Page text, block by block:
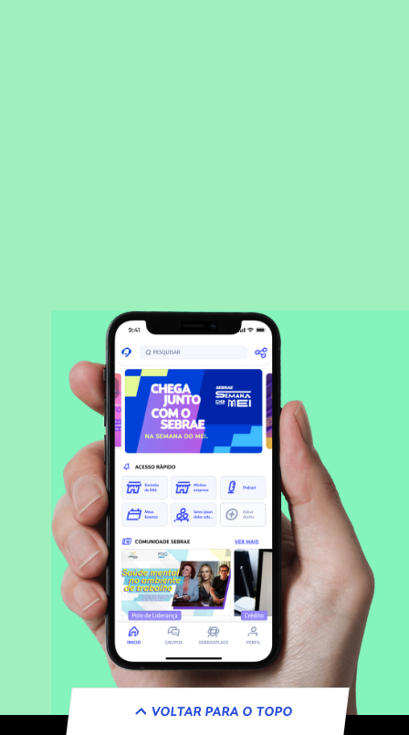
VOLTAR PARA O TOPO